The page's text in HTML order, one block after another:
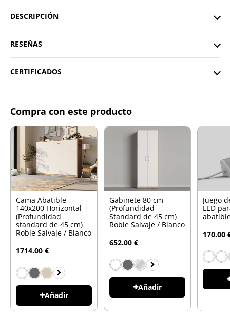
DESCRIPCIÓN
RESEÑAS
CERTIFICADOS
Compra con este producto
Cama Abatible
140x200 Horizontal
(Profundidad
standard de 45 cm)
Roble Salvaje / Blanco
1714.00 €
Añadir
Gabinete 80 cm
(Profundidad
Standard de 45 cm)
Roble Salvaje / Blanco
652.00 €
Añadir
Juego
LED
170.00